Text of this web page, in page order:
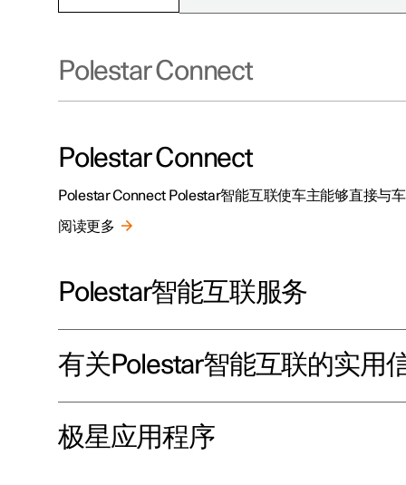
探索Polestar 2
联系我们
极星官方二手车
探索Polestar 3
联系我们
探索Polestar 4
探索充电
公共充电
家庭充电
车主服务
新闻
Polestar Connect
Polestar Connect
Polestar Connect Polestar智能互联使车主能够直接与
阅读更多
Polestar智能互联服务
有关Polestar智能互联的实用
极星应用程序